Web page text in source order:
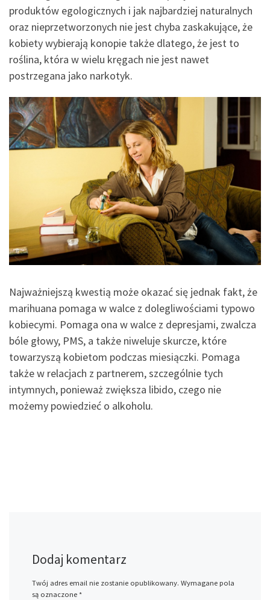
produktów egologicznych i jak najbardziej naturalnych
oraz nieprzetworzonych nie jest chyba zaskakujące, że
kobiety wybierają konopie także dlatego, że jest to
roślina, która w wielu kręgach nie jest nawet
postrzegana jako narkotyk.
Najważniejszą kwestią może okazać się jednak fakt, że
marihuana pomaga w walce z dolegliwościami typowo
kobiecymi. Pomaga ona w walce z depresjami, zwalcza
bóle głowy, PMS, a także niweluje skurcze, które
towarzyszą kobietom podczas miesiączki. Pomaga
także w relacjach z partnerem, szczególnie tych
intymnych, ponieważ zwiększa libido, czego nie
możemy powiedzieć o alkoholu.
Dodaj komentarz
Twój adres email nie zostanie opublikowany. Wymagane pola
są oznaczone *